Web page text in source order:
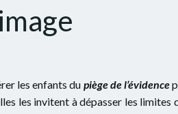
les enfants du piège de l’évidence
les invitent à dépasser les